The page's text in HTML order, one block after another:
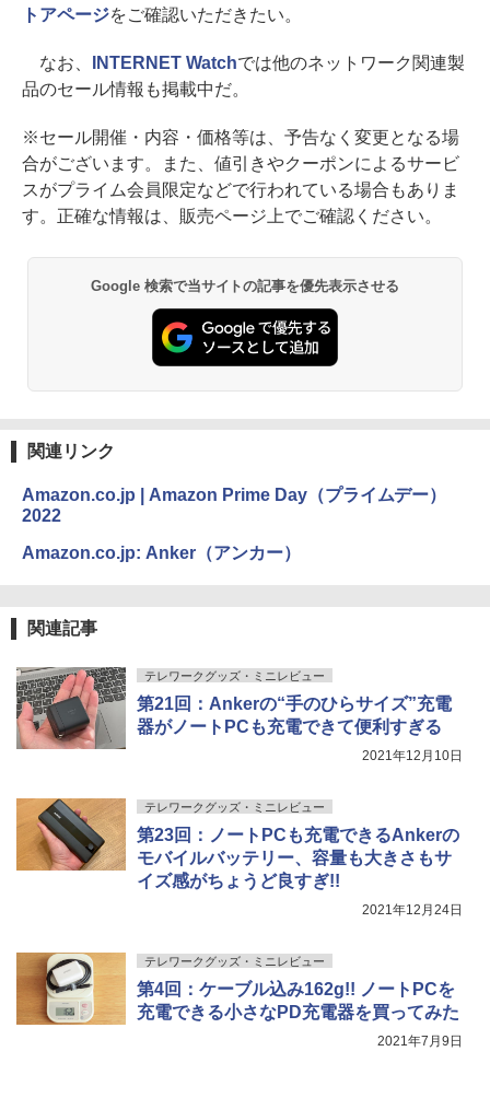
トアページをご確認いただきたい。
なお、 INTERNET Watchでは他のネットワーク関連製
品のセール情報も掲載中だ。
※セール開催・内容・価格等は、予告なく変更となる場
合がございます。また、値引きやクーポンによるサービ
スがプライム会員限定などで行われている場合もありま
す。正確な情報は、販売ページ上でご確認ください。
Google 検索で当サイトの記事を優先表示させる
関連リンク
Amazon.co.jp | Amazon Prime Day（プライムデー）
2022
Amazon.co.jp: Anker（アンカー）
関連記事
テレワークグッズ・ミニレビュー
第21回：Ankerの“手のひらサイズ”充電
器がノートPCも充電できて便利すぎる
2021年12月10日
テレワークグッズ・ミニレビュー
第23回：ノートPCも充電できるAnkerの
モバイルバッテリー、容量も大きさもサ
イズ感がちょうど良すぎ!!
2021年12月24日
テレワークグッズ・ミニレビュー
第4回：ケーブル込み162g!! ノートPCを
充電できる小さなPD充電器を買ってみた
2021年7月9日